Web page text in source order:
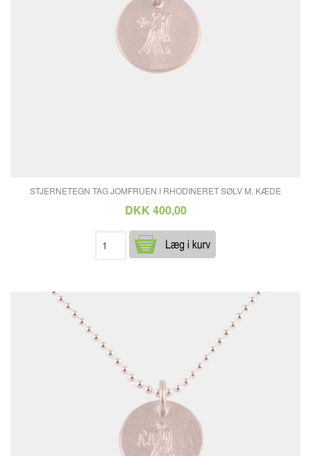
STJERNETEGN TAG JOMFRUEN I RHODINERET SØLV M. KÆDE
DKK 400,00